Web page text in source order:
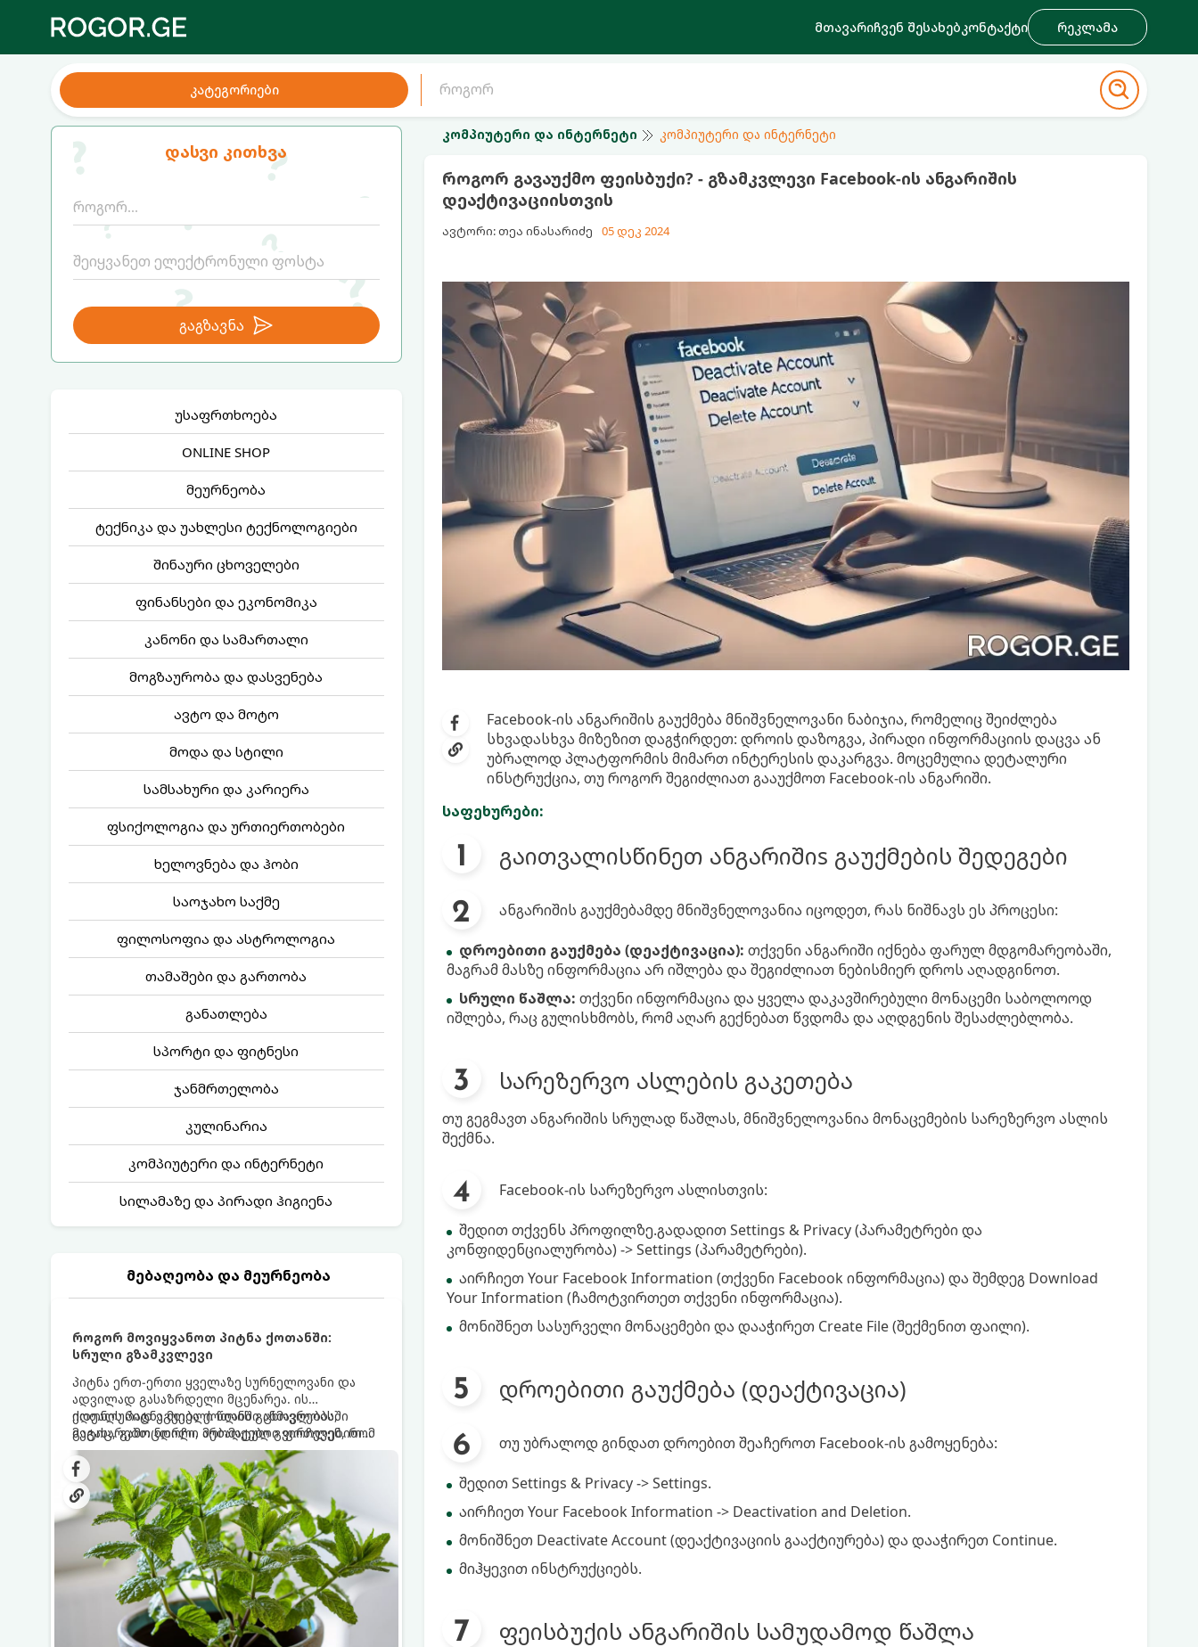
მთავარიჩვენ შესახებკონტაქტი რეკლამა
კატეგორიები
დასვი კითხვა
გაგზავნა
უსაფრთხოება
ONLINE SHOP
მეურნეობა
ტექნიკა და უახლესი ტექნოლოგიები
შინაური ცხოველები
ფინანსები და ეკონომიკა
კანონი და სამართალი
მოგზაურობა და დასვენება
ავტო და მოტო
მოდა და სტილი
სამსახური და კარიერა
ფსიქოლოგია და ურთიერთობები
ხელოვნება და ჰობი
საოჯახო საქმე
ფილოსოფია და ასტროლოგია
თამაშები და გართობა
განათლება
სპორტი და ფიტნესი
ჯანმრთელობა
კულინარია
კომპიუტერი და ინტერნეტი
სილამაზე და პირადი ჰიგიენა
მებაღეობა და მეურნეობა
როგორ მოვიყვანოთ პიტნა ქოთანში:
სრული გზამკვლევი
პიტნა ერთ-ერთი ყველაზე სურნელოვანი და
ადვილად გასაზრდელი მცენარეა. ის
იდეალურად ეგუება ქოთანში ცხოვრებას,
მეტიც, გამოცდილი მებაღეები გვირჩევენ, რომ
პიტნა მხოლოდ ქოთანში მოვიყვანოთ, რადგან
ღია გრუნტში (ბაღში) დარგვისას ის ფესვებით
ძალიან სწრაფად ვრცელდება და სხვა
მცენარეებს ავიწროებს.
ქოთნის პიტნა მთელი წლის განმავლობაში
გაგახარებთ ნორჩი, არომატული ფოთლებით
ჩაის, ლიმონათისა თუ კერძებისთვის.
კომპიუტერი და ინტერნეტი კომპიუტერი და ინტერნეტი
როგორ გავაუქმო ფეისბუქი? - გზამკვლევი Facebook-ის ანგარიშის
დეაქტივაციისთვის
ავტორი: თეა ინასარიძე 05 დეკ 2024
Facebook-ის ანგარიშის გაუქმება მნიშვნელოვანი ნაბიჯია, რომელიც შეიძლება
სხვადასხვა მიზეზით დაგჭირდეთ: დროის დაზოგვა, პირადი ინფორმაციის დაცვა ან
უბრალოდ პლატფორმის მიმართ ინტერესის დაკარგვა. მოცემულია დეტალური
ინსტრუქცია, თუ როგორ შეგიძლიათ გააუქმოთ Facebook-ის ანგარიში.
საფეხურები:
გაითვალისწინეთ ანგარიშიs გაუქმების შედეგები
ანგარიშის გაუქმებამდე მნიშვნელოვანია იცოდეთ, რას ნიშნავს ეს პროცესი:
დროებითი გაუქმება (დეაქტივაცია): თქვენი ანგარიში იქნება ფარულ მდგომარეობაში,
მაგრამ მასზე ინფორმაცია არ იშლება და შეგიძლიათ ნებისმიერ დროს აღადგინოთ.
სრული წაშლა: თქვენი ინფორმაცია და ყველა დაკავშირებული მონაცემი საბოლოოდ
იშლება, რაც გულისხმობს, რომ აღარ გექნებათ წვდომა და აღდგენის შესაძლებლობა.
სარეზერვო ასლების გაკეთება
თუ გეგმავთ ანგარიშის სრულად წაშლას, მნიშვნელოვანია მონაცემების სარეზერვო ასლის
შექმნა.
Facebook-ის სარეზერვო ასლისთვის:
შედით თქვენს პროფილზე.გადადით Settings & Privacy (პარამეტრები და
კონფიდენციალურობა) -> Settings (პარამეტრები).
აირჩიეთ Your Facebook Information (თქვენი Facebook ინფორმაცია) და შემდეგ Download
Your Information (ჩამოტვირთეთ თქვენი ინფორმაცია).
მონიშნეთ სასურველი მონაცემები და დააჭირეთ Create File (შექმენით ფაილი).
დროებითი გაუქმება (დეაქტივაცია)
თუ უბრალოდ გინდათ დროებით შეაჩეროთ Facebook-ის გამოყენება:
შედით Settings & Privacy -> Settings.
აირჩიეთ Your Facebook Information -> Deactivation and Deletion.
მონიშნეთ Deactivate Account (დეაქტივაციის გააქტიურება) და დააჭირეთ Continue.
მიჰყევით ინსტრუქციებს.
ფეისბუქის ანგარიშის სამუდამოდ წაშლა